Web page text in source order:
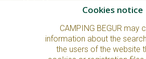
© Copyright 2026. All Rights Reserved.
Cookies notice
CAMPING BEGUR may
information about the
the users of the website